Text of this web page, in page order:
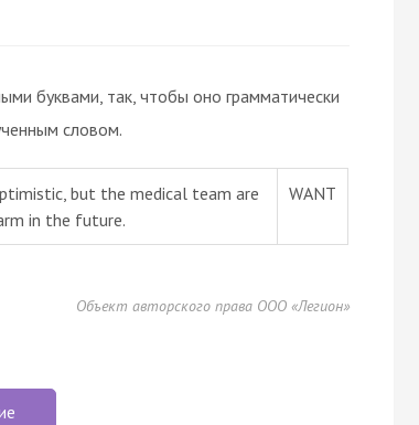
буквами, так, чтобы оно грамматически
словом.
but the medical team are
in the future.
WANT
Объект авторского права ООО «Легион»